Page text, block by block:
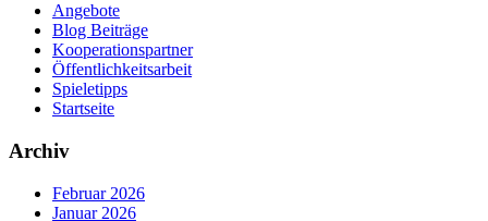
Angebote
Blog Beiträge
Kooperationspartner
Öffentlichkeitsarbeit
Spieletipps
Startseite
Archiv
Februar 2026
Januar 2026